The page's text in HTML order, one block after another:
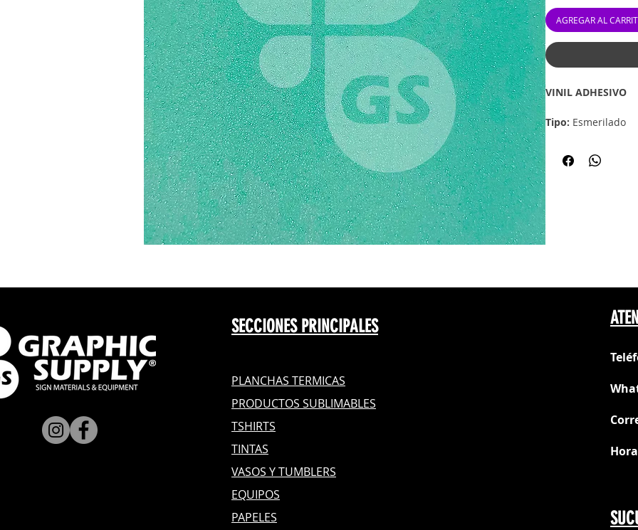
AGREGAR AL
VINIL ADHESIVO
Tipo: Esmerilado
Marca:
Specialty
SECCIONES PRINCIPALES
PLANCHAS TERMICAS
PRODUCTOS SUBLIMABLES
TSHIRTS
TINTAS
VASOS Y TUMBLERS
EQUIPOS
PAPELES